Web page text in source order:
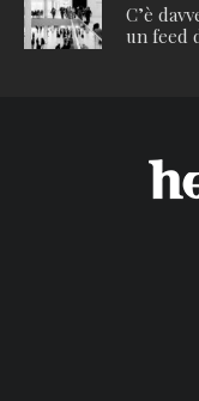
C’è
un feed